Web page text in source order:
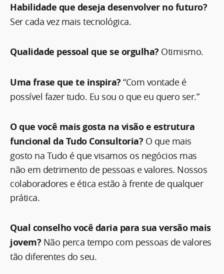
Habilidade que deseja desenvolver no futuro?
Ser cada vez mais tecnológica.
Qualidade pessoal que se orgulha? Otimismo.
Uma frase que te inspira?“Com vontade é
possível fazer tudo. Eu sou o que eu quero ser.”
O que você mais gosta na visão e estrutura
funcional da Tudo Consultoria? O que mais
gosto na Tudo é que visamos os negócios mas
não em detrimento de pessoas e valores. Nossos
colaboradores e ética estão à frente de qualquer
prática.
Qual conselho você daria para sua versão mais
jovem? Não perca tempo com pessoas de valores
tão diferentes do seu.